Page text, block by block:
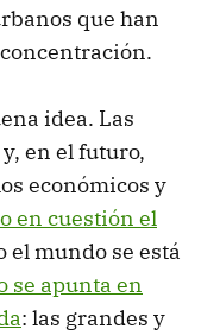
que han
idea. Las
en el futuro,
económicos y
en cuestión el
el mundo se está
se apunta en
: las grandes y